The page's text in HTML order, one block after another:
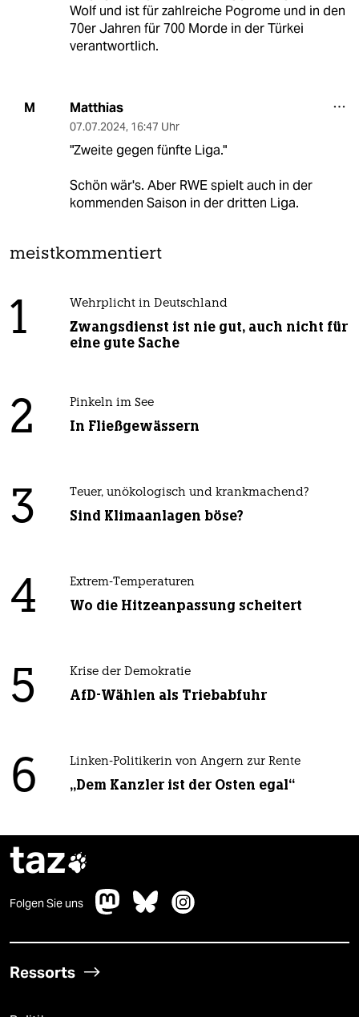
Wolf und ist für zahlreiche Pogrome und in den
70er Jahren für 700 Morde in der Türkei
verantwortlich.
M Matthias
07.07.2024, 16:47 Uhr
"Zweite gegen fünfte Liga."
Schön wär's. Aber RWE spielt auch in der
kommenden Saison in der dritten Liga.
meistkommentiert
1 Wehrplicht in Deutschland
Zwangsdienst ist nie gut, auch nicht für
eine gute Sache
2 Pinkeln im See
In Fließgewässern
3 Teuer, unökologisch und krankmachend?
Sind Klimaanlagen böse?
4 Extrem-Temperaturen
Wo die Hitzeanpassung scheitert
5 Krise der Demokratie
AfD-Wählen als Triebabfuhr
6 Linken-Politikerin von Angern zur Rente
„Dem Kanzler ist der Osten egal“
taz
Folgen Sie uns
Ressorts